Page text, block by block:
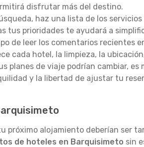
disfrutar más del destino.
haz una lista de los
tus prioridades te ayudará a
de leer los comentarios recientes
cada hotel, la limpieza, la
planes de viaje podrían cambiar,
y la libertad de ajustar tu
alojamiento deberían ser
de hoteles en Barquisimeto sin